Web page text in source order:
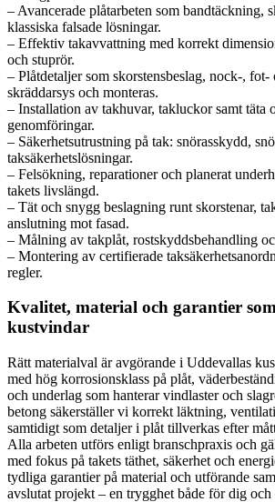
– Avancerade plåtarbeten som bandtäckning,
klassiska falsade lösningar.
– Effektiv takavvattning med korrekt
och stuprör.
– Plåtdetaljer som skorstensbeslag, nock-,
skräddarsys och monteras.
– Installation av takhuvar, takluckor samt täta
genomföringar.
– Säkerhetsutrustning på tak: snörasskydd,
taksäkerhetslösningar.
– Felsökning, reparationer och planerat
takets livslängd.
– Tät och snygg beslagning runt skorstenar,
anslutning mot fasad.
– Målning av takplåt, rostskyddsbehandling
– Montering av certifierade
regler.
Kvalitet, material och garantier
kustvindar
Rätt materialval är avgörande i Uddevallas
med hög korrosionsklass på plåt,
och underlag som hanterar vindlaster och
betong säkerställer vi korrekt läktning,
samtidigt som detaljer i plåt tillverkas efter
Alla arbeten utförs enligt branschpraxis och
med fokus på takets täthet, säkerhet och
tydliga garantier på material och utförande
avslutat projekt – en trygghet både för dig och